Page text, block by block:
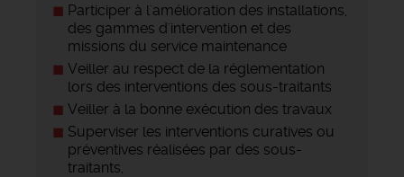
Participer à l'amélioration des installations,
des gammes d'intervention et des
missions du service maintenance
Veiller au respect de la réglementation
lors des interventions des sous-traitants
Veiller à la bonne exécution des travaux
Superviser les interventions curatives ou
préventives réalisées par des sous-
traitants,